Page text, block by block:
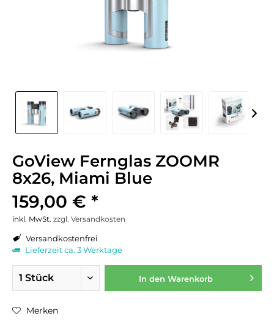
GoView Fernglas ZOOMR
8x26, Miami Blue
159,00 € *
inkl. MwSt. zzgl. Versandkosten
Versandkostenfrei
Lieferzeit ca. 3 Werktage
In den Warenkorb
Merken